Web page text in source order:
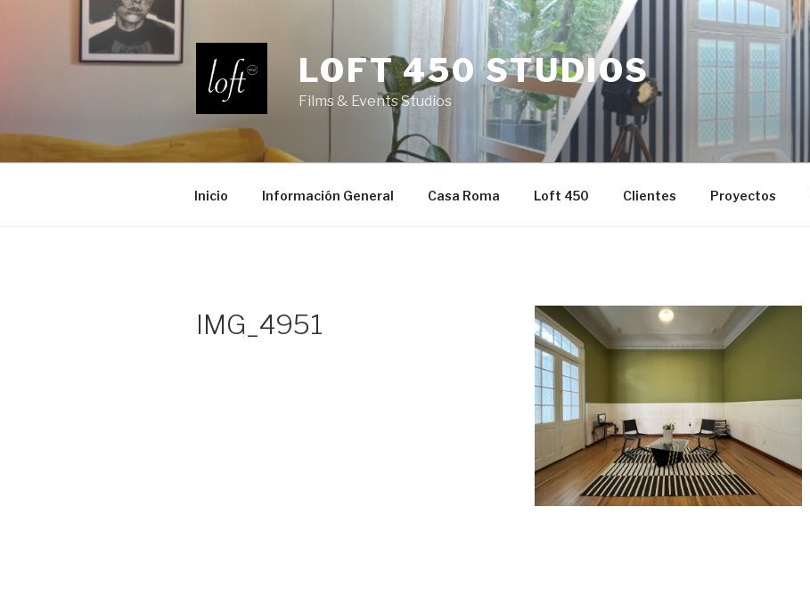
LOFT 450 STUDIOS
Films & Events Studios
Inicio Información General Casa Roma Loft 450 Clientes Proyectos
IMG_4951